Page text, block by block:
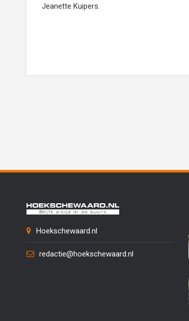
Jeanette Kuipers.
Hoekschewaard.nl
redactie@hoekschewaard.nl